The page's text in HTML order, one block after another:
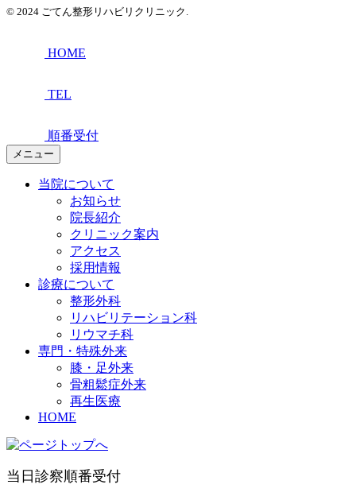
© 2024 ごてん整形リハビリクリニック.
HOME
TEL
順番受付
メニュー
当院について
お知らせ
院長紹介
クリニック案内
アクセス
採用情報
診療について
整形外科
リハビリテーション科
リウマチ科
専門・特殊外来
膝・足外来
骨粗鬆症外来
再生医療
HOME
当日診察順番受付